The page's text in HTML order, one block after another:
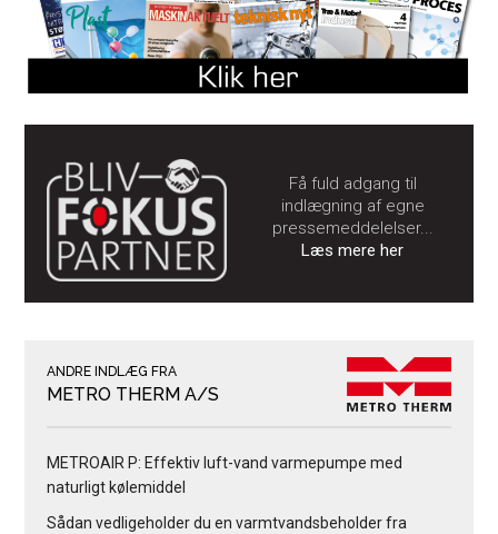
Få fuld adgang til
indlægning af egne
pressemeddelelser...
Læs mere her
ANDRE INDLÆG FRA
METRO THERM A/S
METROAIR P: Effektiv luft-vand varmepumpe med
naturligt kølemiddel
Sådan vedligeholder du en varmtvandsbeholder fra